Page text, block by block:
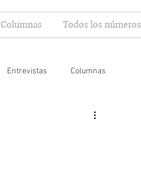
Columnas Todos los números
Entrevistas Columnas